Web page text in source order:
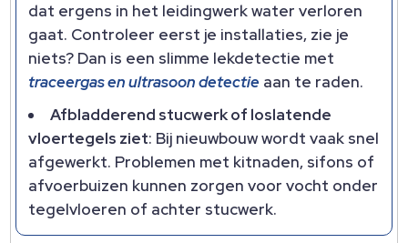
dat ergens in het leidingwerk water verloren
gaat. Controleer eerst je installaties, zie je
niets? Dan is een slimme lekdetectie met
traceergas en ultrasoon detectie aan te raden.
Afbladderend stucwerk of loslatende
vloertegels ziet: Bij nieuwbouw wordt vaak snel
afgewerkt. Problemen met kitnaden, sifons of
afvoerbuizen kunnen zorgen voor vocht onder
tegelvloeren of achter stucwerk.